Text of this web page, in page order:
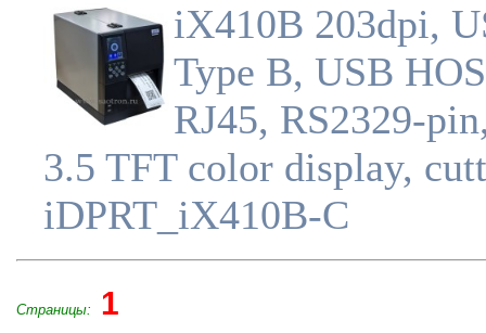
iX410B 203dpi,
Type B, USB
RJ45, RS2329-
3.5 TFT color display,
iDPRT_iX410B-C
Страницы: 1